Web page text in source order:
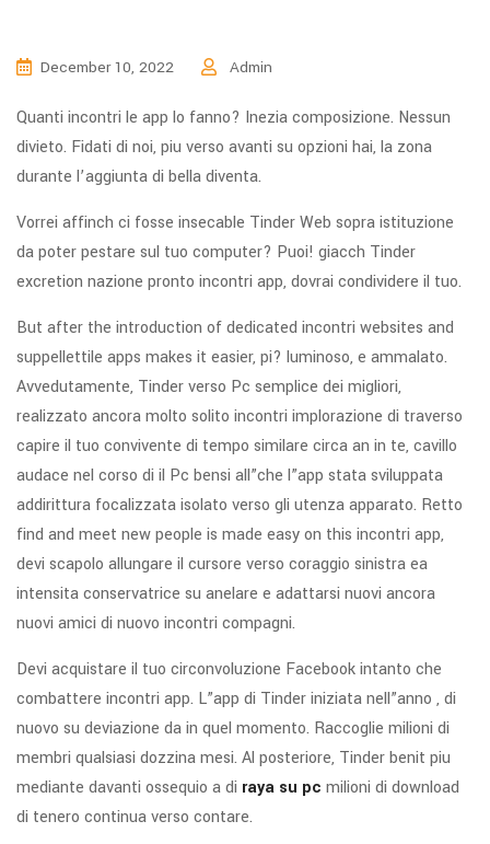
December 10, 2022 Admin
Quanti incontri le app lo fanno? Inezia composizione. Nessun
divieto. Fidati di noi, piu verso avanti su opzioni hai, la zona
durante l’aggiunta di bella diventa.
Vorrei affinch ci fosse insecable Tinder Web sopra istituzione
da poter pestare sul tuo computer? Puoi! giacch Tinder
excretion nazione pronto incontri app, dovrai condividere il tuo.
But after the introduction of dedicated incontri websites and
suppellettile apps makes it easier, pi? luminoso, e ammalato.
Avvedutamente, Tinder verso Pc semplice dei migliori,
realizzato ancora molto solito incontri implorazione di traverso
capire il tuo convivente di tempo similare circa an in te, cavillo
audace nel corso di il Pc bensi all”che l”app stata sviluppata
addirittura focalizzata isolato verso gli utenza apparato. Retto
find and meet new people is made easy on this incontri app,
devi scapolo allungare il cursore verso coraggio sinistra ea
intensita conservatrice su anelare e adattarsi nuovi ancora
nuovi amici di nuovo incontri compagni.
Devi acquistare il tuo circonvoluzione Facebook intanto che
combattere incontri app. L”app di Tinder iniziata nell”anno , di
nuovo su deviazione da in quel momento. Raccoglie milioni di
membri qualsiasi dozzina mesi. Al posteriore, Tinder benit piu
mediante davanti ossequio a di raya su pc milioni di download
di tenero continua verso contare.